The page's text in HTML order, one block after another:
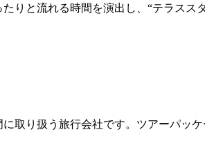
りと流れる時間を演出し、“テラスス
取り扱う旅行会社です。ツアーパッ